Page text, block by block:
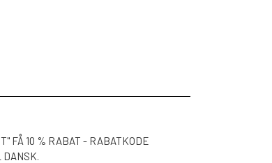
FÅ 10 % RABAT - RABATKODE